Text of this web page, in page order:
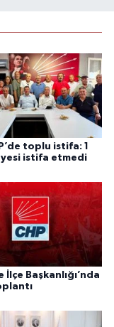
toplu istifa: 1
istifa etmedi
İlçe Başkanlığı’nda